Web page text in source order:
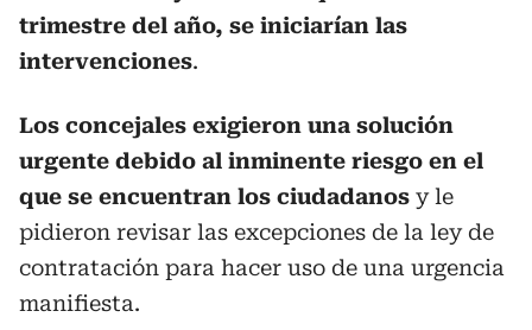
trimestre del año, se iniciarían las
intervenciones.
Los concejales exigieron una solución
urgente debido al inminente riesgo en el
que se encuentran los ciudadanos y le
pidieron revisar las excepciones de la ley de
contratación para hacer uso de una urgencia
manifiesta.